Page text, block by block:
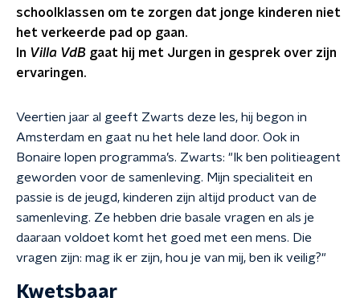
schoolklassen om te zorgen dat jonge kinderen niet
het verkeerde pad op gaan.
In Villa VdB gaat hij met Jurgen in gesprek over zijn
ervaringen.
Veertien jaar al geeft Zwarts deze les, hij begon in
Amsterdam en gaat nu het hele land door. Ook in
Bonaire lopen programma’s. Zwarts: "Ik ben politieagent
geworden voor de samenleving. Mijn specialiteit en
passie is de jeugd, kinderen zijn altijd product van de
samenleving. Ze hebben drie basale vragen en als je
daaraan voldoet komt het goed met een mens. Die
vragen zijn: mag ik er zijn, hou je van mij, ben ik veilig?"
Kwetsbaar